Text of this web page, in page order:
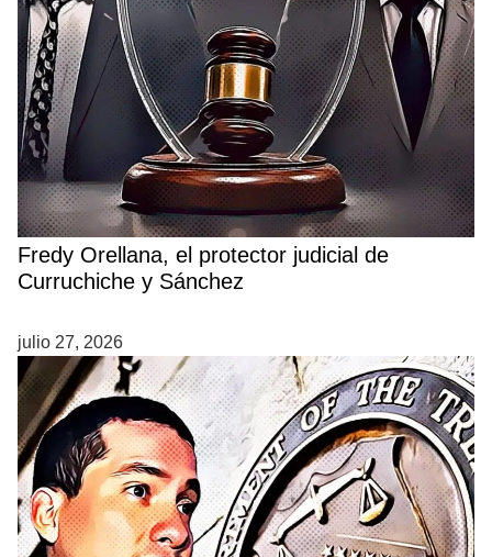
Fredy Orellana, el protector judicial de
Curruchiche y Sánchez
julio 27, 2026